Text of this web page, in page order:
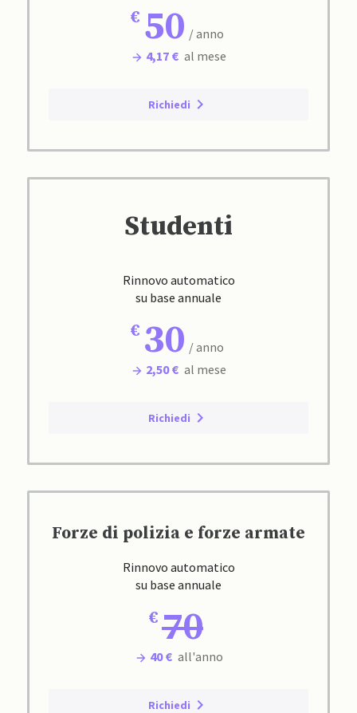
50 / anno
4,17 € al mese
Richiedi
Studenti
Rinnovo automatico
su base annuale
30 / anno
2,50 € al mese
Richiedi
Forze di polizia e forze armate
Rinnovo automatico
su base annuale
70
40 € all'anno
Richiedi